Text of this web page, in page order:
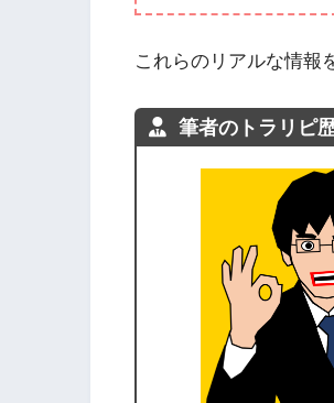
これらのリアルな情報
筆者のトラリピ